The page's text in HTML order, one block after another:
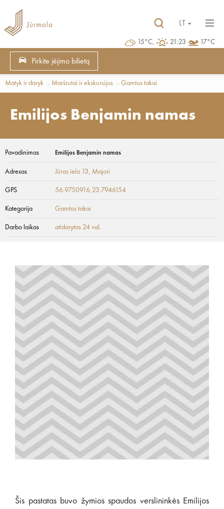
15°C, 21:23 17°C
LT
Pirkite įėjimo bilietą
Matyk ir daryk Maršrutai ir ekskursijos Gamtos takai
Emilijos Benjamin namas
Pavadinimas Emilijos Benjamin namas
Adresas Jūras iela 13, Majori
GPS 56.9750916,23.7946154
Kategorija Gamtos takai
Darbo laikas atidarytas 24 val.
Šis pastatas buvo žymios spaudos verslininkės Emilijos